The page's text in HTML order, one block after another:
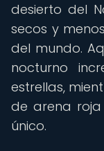
desierto del
secos y
del mundo.
nocturno
estrellas,
de arena
único.